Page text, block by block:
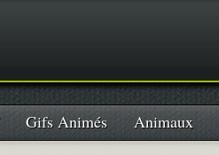
Gifs Animés Animaux